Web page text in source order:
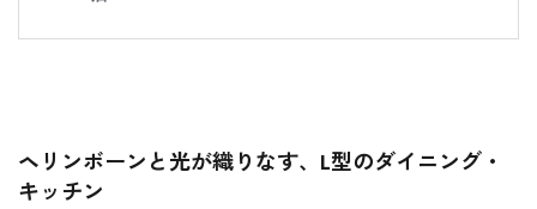
ヘリンボーンと光が織りなす、L型のダイニング・
キッチン